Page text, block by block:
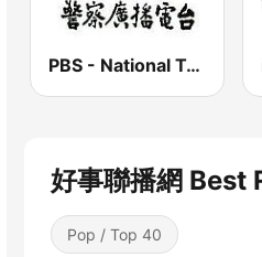
PBS - National Transportation
好事聯播網 Best
Pop / Top 40